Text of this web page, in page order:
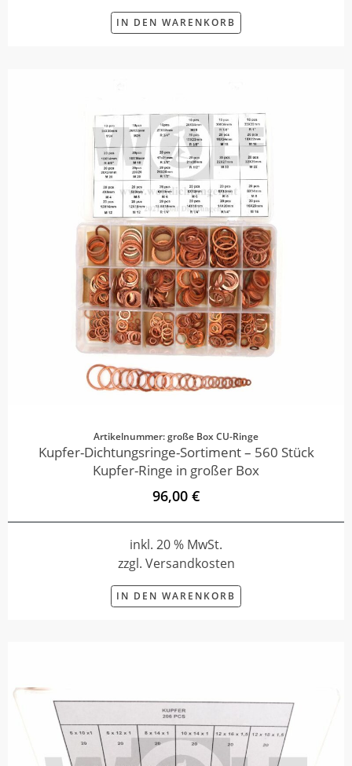
IN DEN WARENKORB
Artikelnummer: große Box CU-Ringe
Kupfer-Dichtungsringe-Sortiment – 560 Stück
Kupfer-Ringe in großer Box
96,00 €
inkl. 20 % MwSt.
zzgl. Versandkosten
IN DEN WARENKORB